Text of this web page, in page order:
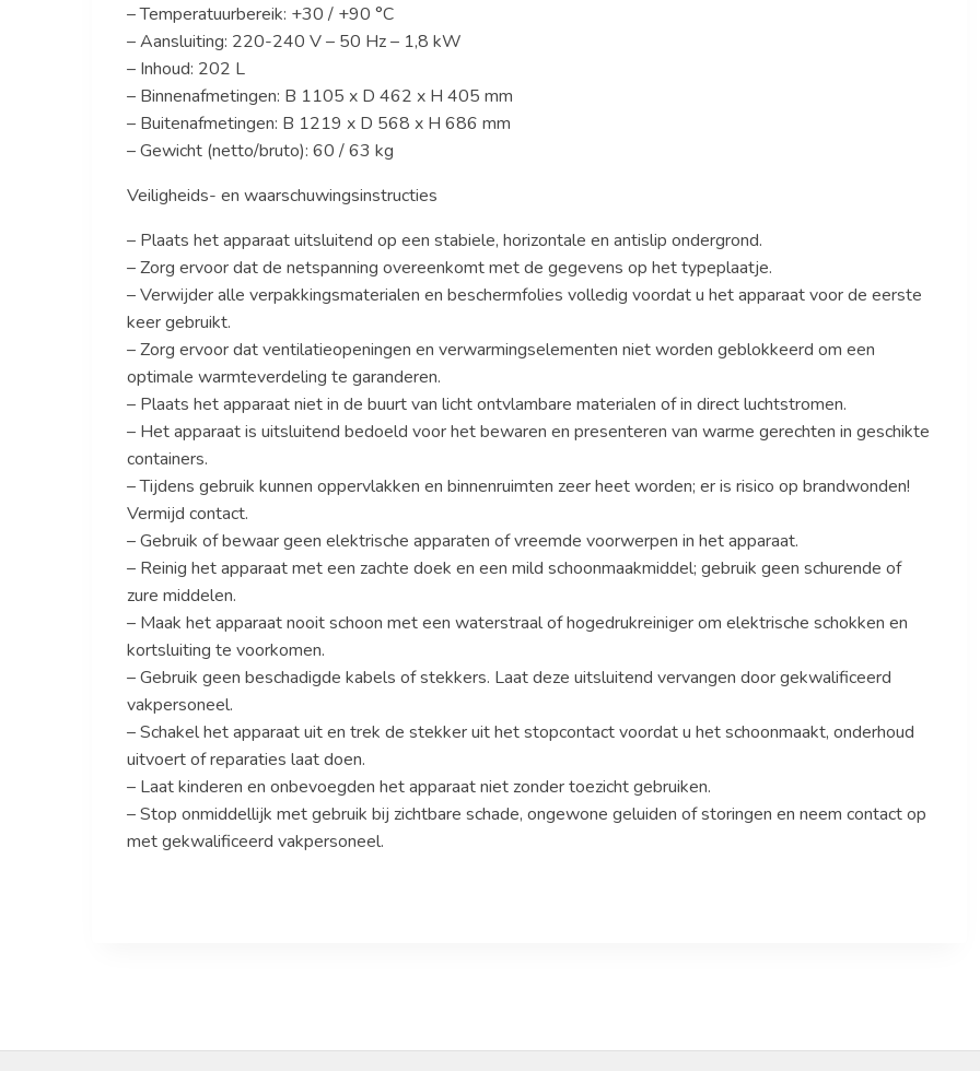
– Temperatuurbereik: +30 / +90 °C
– Aansluiting: 220-240 V – 50 Hz – 1,8 kW
– Inhoud: 202 L
– Binnenafmetingen: B 1105 x D 462 x H 405 mm
– Buitenafmetingen: B 1219 x D 568 x H 686 mm
– Gewicht (netto/bruto): 60 / 63 kg
Veiligheids- en waarschuwingsinstructies
– Plaats het apparaat uitsluitend op een stabiele, horizontale en antislip ondergrond.
– Zorg ervoor dat de netspanning overeenkomt met de gegevens op het typeplaatje.
– Verwijder alle verpakkingsmaterialen en beschermfolies volledig voordat u het apparaat voor de eerste
keer gebruikt.
– Zorg ervoor dat ventilatieopeningen en verwarmingselementen niet worden geblokkeerd om een
optimale warmteverdeling te garanderen.
– Plaats het apparaat niet in de buurt van licht ontvlambare materialen of in direct luchtstromen.
– Het apparaat is uitsluitend bedoeld voor het bewaren en presenteren van warme gerechten in geschikte
containers.
– Tijdens gebruik kunnen oppervlakken en binnenruimten zeer heet worden; er is risico op brandwonden!
Vermijd contact.
– Gebruik of bewaar geen elektrische apparaten of vreemde voorwerpen in het apparaat.
– Reinig het apparaat met een zachte doek en een mild schoonmaakmiddel; gebruik geen schurende of
zure middelen.
– Maak het apparaat nooit schoon met een waterstraal of hogedrukreiniger om elektrische schokken en
kortsluiting te voorkomen.
– Gebruik geen beschadigde kabels of stekkers. Laat deze uitsluitend vervangen door gekwalificeerd
vakpersoneel.
– Schakel het apparaat uit en trek de stekker uit het stopcontact voordat u het schoonmaakt, onderhoud
uitvoert of reparaties laat doen.
– Laat kinderen en onbevoegden het apparaat niet zonder toezicht gebruiken.
– Stop onmiddellijk met gebruik bij zichtbare schade, ongewone geluiden of storingen en neem contact op
met gekwalificeerd vakpersoneel.